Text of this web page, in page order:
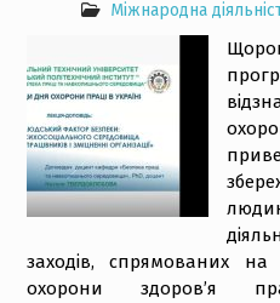
Міжнародна
заходів, спрямованих
охорони здоров’я